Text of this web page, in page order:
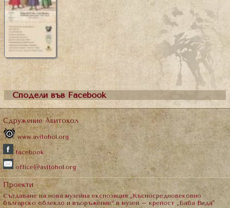
Сподели във Facebook
Сдружение Авитохол
www.avitohol.org
facebook
office@avitohol.org
Проекти
Създаване на нова музейна експозиция „Късносредновековно
българско облекло и въоръжение“ в музей – крепост „Баба Вида"